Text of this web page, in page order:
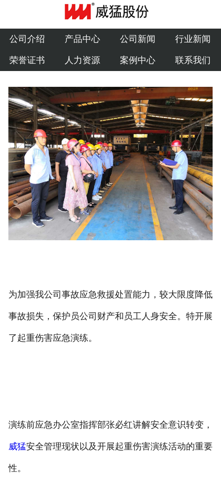
公司介绍
产品中心
公司新闻
行业新闻
荣誉证书
人力资源
案例中心
联系我们
公司介绍 产品中心 公司新闻 行业新闻
荣誉证书 人力资源 案例中心 联系我们
为加强我公司事故应急救援处置能力，较大限度降低
事故损失，保护员公司财产和员工人身安全。特开展
了起重伤害应急演练。
演练前应急办公室指挥部张必红讲解安全意识转变，
威猛安全管理现状以及开展起重伤害演练活动的重要
性。